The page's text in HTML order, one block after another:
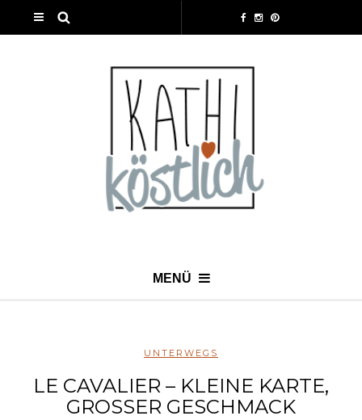
MENÜ
UNTERWEGS
LE CAVALIER – KLEINE KARTE,
GROSSER GESCHMACK